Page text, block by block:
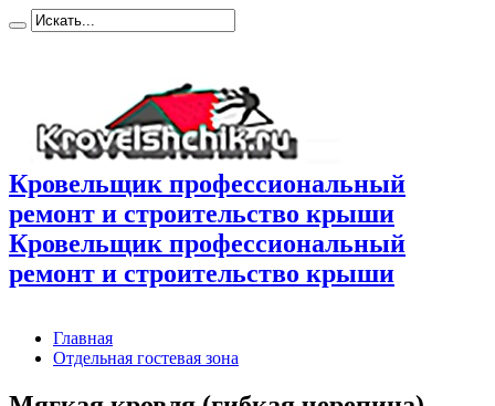
Кровельщик профессиональный
ремонт и строительство крыши
Кровельщик профессиональный
ремонт и строительство крыши
Главная
Отдельная гостевая зона